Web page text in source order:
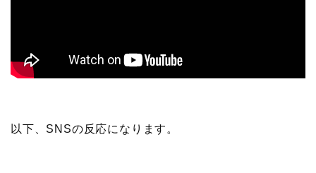
以下、SNSの反応になります。